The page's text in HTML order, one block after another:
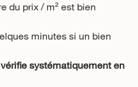
du prix / m² est bien
minutes si un bien
systématiquement en